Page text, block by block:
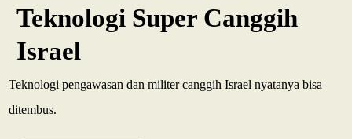
Teknologi Super Canggih
Israel
Teknologi pengawasan dan militer canggih Israel nyatanya bisa
ditembus.